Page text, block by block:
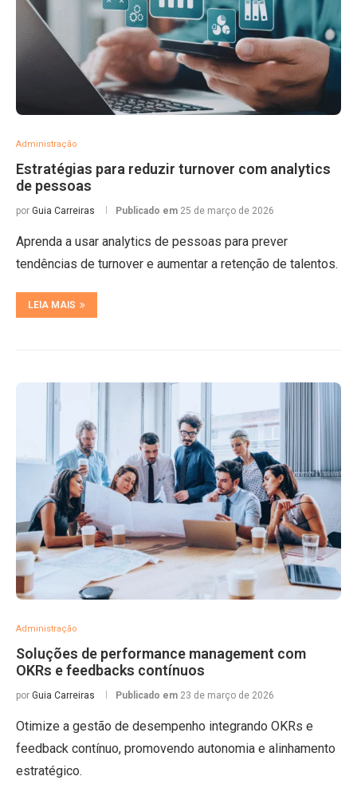
Administração
Estratégias para reduzir turnover com analytics
de pessoas
por Guia Carreiras Publicado em 25 de março de 2026
Aprenda a usar analytics de pessoas para prever
tendências de turnover e aumentar a retenção de talentos.
LEIA MAIS
Administração
Soluções de performance management com
OKRs e feedbacks contínuos
por Guia Carreiras Publicado em 23 de março de 2026
Otimize a gestão de desempenho integrando OKRs e
feedback contínuo, promovendo autonomia e alinhamento
estratégico.